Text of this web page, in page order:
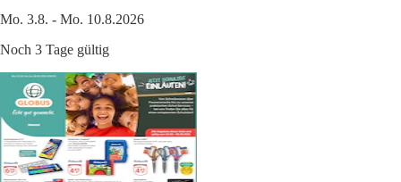
Mo. 3.8. - Mo. 10.8.2026
Noch 3 Tage gültig